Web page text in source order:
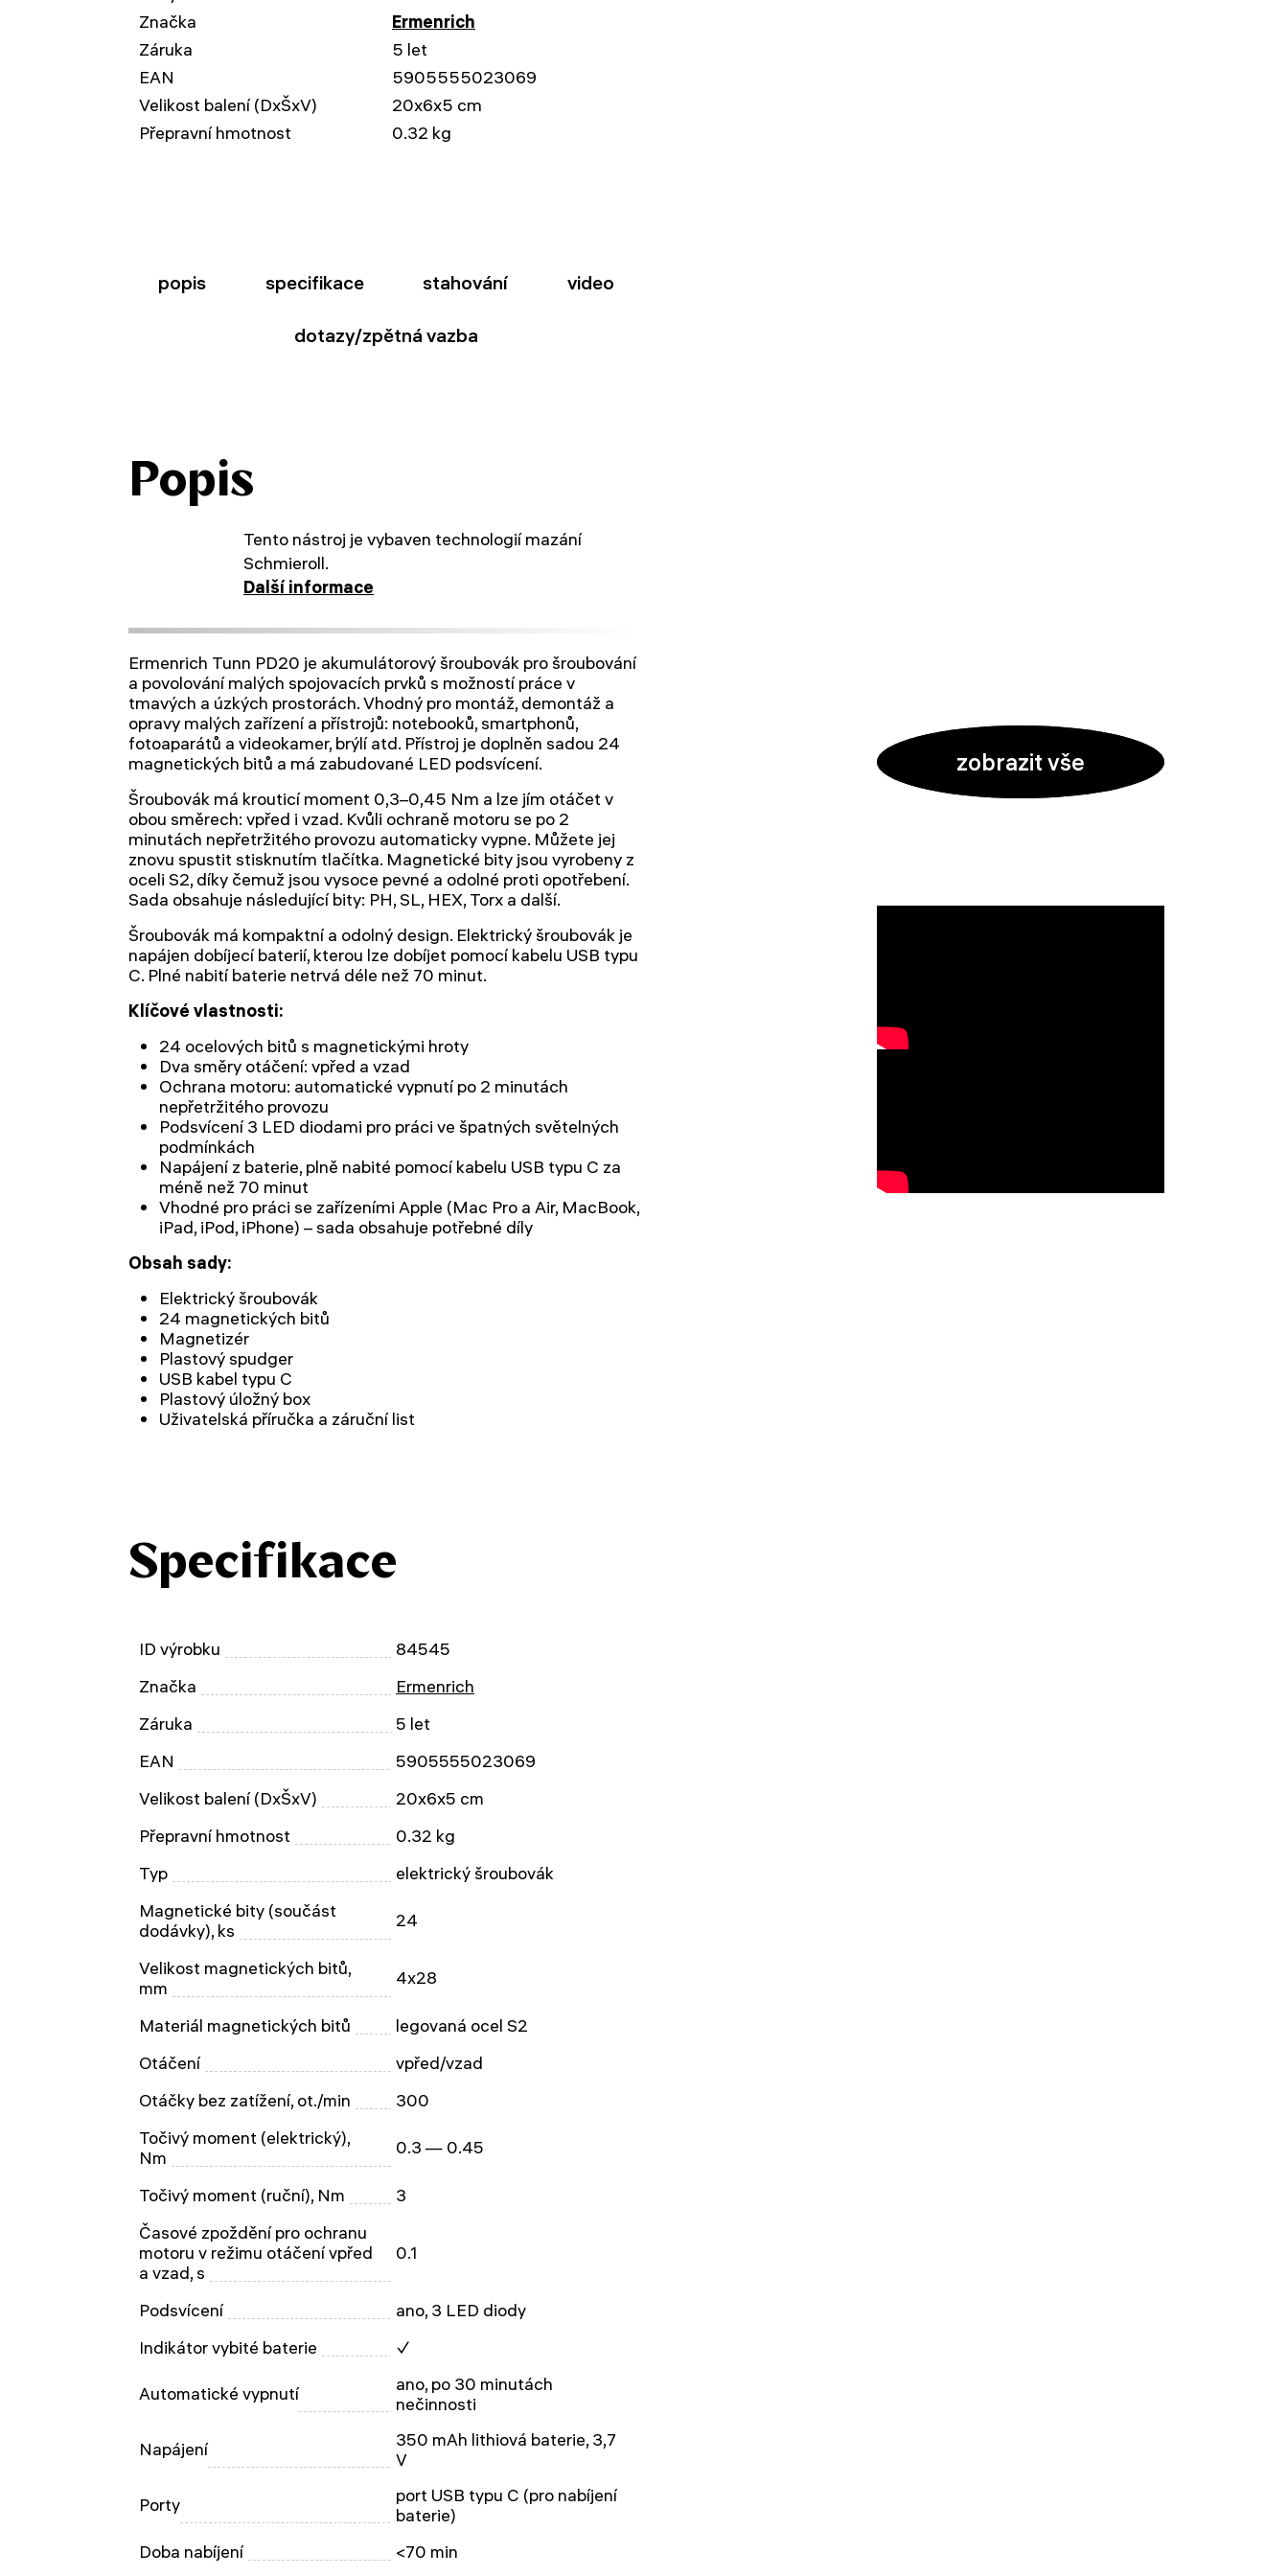
zobrazit vše
Značka
Ermenrich
Záruka
5 let
EAN
5905555023069
Velikost balení (DxŠxV)
20x6x5 cm
Přepravní hmotnost
0.32 kg
popis specifikace stahování video
dotazy/zpětná vazba
Popis
Tento nástroj je vybaven technologií mazání
Schmieroll.
Další informace
Ermenrich Tunn PD20 je akumulátorový šroubovák pro šroubování
a povolování malých spojovacích prvků s možností práce v
tmavých a úzkých prostorách. Vhodný pro montáž, demontáž a
opravy malých zařízení a přístrojů: notebooků, smartphonů,
fotoaparátů a videokamer, brýlí atd. Přístroj je doplněn sadou 24
magnetických bitů a má zabudované LED podsvícení.
Šroubovák má krouticí moment 0,3–0,45 Nm a lze jím otáčet v
obou směrech: vpřed i vzad. Kvůli ochraně motoru se po 2
minutách nepřetržitého provozu automaticky vypne. Můžete jej
znovu spustit stisknutím tlačítka. Magnetické bity jsou vyrobeny z
oceli S2, díky čemuž jsou vysoce pevné a odolné proti opotřebení.
Sada obsahuje následující bity: PH, SL, HEX, Torx a další.
Šroubovák má kompaktní a odolný design. Elektrický šroubovák je
napájen dobíjecí baterií, kterou lze dobíjet pomocí kabelu USB typu
C. Plné nabití baterie netrvá déle než 70 minut.
Klíčové vlastnosti:
24 ocelových bitů s magnetickými hroty
Dva směry otáčení: vpřed a vzad
Ochrana motoru: automatické vypnutí po 2 minutách
nepřetržitého provozu
Podsvícení 3 LED diodami pro práci ve špatných světelných
podmínkách
Napájení z baterie, plně nabité pomocí kabelu USB typu C za
méně než 70 minut
Vhodné pro práci se zařízeními Apple (Mac Pro a Air, MacBook,
iPad, iPod, iPhone) – sada obsahuje potřebné díly
Obsah sady:
Elektrický šroubovák
24 magnetických bitů
Magnetizér
Plastový spudger
USB kabel typu C
Plastový úložný box
Uživatelská příručka a záruční list
Specifikace
ID výrobku
84545
Značka
Ermenrich
Záruka
5 let
EAN
5905555023069
Velikost balení (DxŠxV)
20x6x5 cm
Přepravní hmotnost
0.32 kg
Typ
elektrický šroubovák
Magnetické bity (součást
dodávky), ks
24
Velikost magnetických bitů,
mm
4x28
Materiál magnetických bitů
legovaná ocel S2
Otáčení
vpřed/vzad
Otáčky bez zatížení, ot./min
300
Točivý moment (elektrický),
Nm
0.3 — 0.45
Točivý moment (ruční), Nm
3
Časové zpoždění pro ochranu
motoru v režimu otáčení vpřed
a vzad, s
0.1
Podsvícení
ano, 3 LED diody
Indikátor vybité baterie
✓
Automatické vypnutí
ano, po 30 minutách
nečinnosti
Napájení
350 mAh lithiová baterie, 3,7
V
Porty
port USB typu C (pro nabíjení
baterie)
Doba nabíjení
<70 min